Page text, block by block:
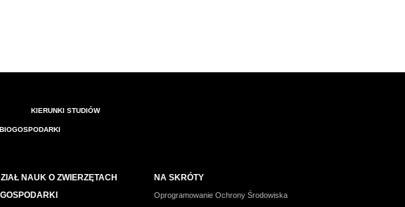
KIERUNKI STUDIÓW
NAUK O ZWIERZĘTACH
NA SKRÓTY
Oprogramowanie Ochrony Środowiska